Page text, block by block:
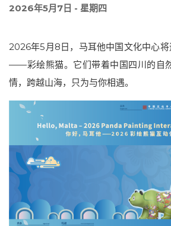
2026年5月7日 - 星期四
2026年5月8日，马耳他中国文化中心将
——彩绘熊猫。它们带着中国四川的自
情，跨越山海，只为与你相遇。